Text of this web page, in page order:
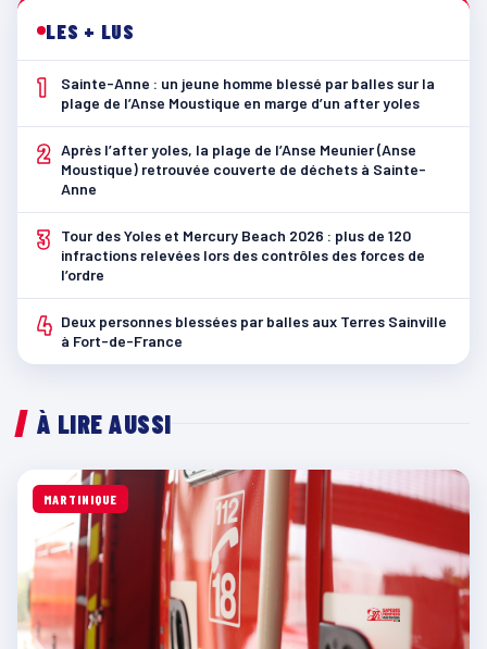
LES + LUS
1
Sainte-Anne : un jeune homme blessé par balles sur la
plage de l’Anse Moustique en marge d’un after yoles
2 Après l’after yoles, la plage de l’Anse Meunier (Anse
Moustique) retrouvée couverte de déchets à Sainte-
Anne
3
Tour des Yoles et Mercury Beach 2026 : plus de 120
infractions relevées lors des contrôles des forces de
l’ordre
4 Deux personnes blessées par balles aux Terres Sainville
à Fort-de-France
À LIRE AUSSI
MARTINIQUE